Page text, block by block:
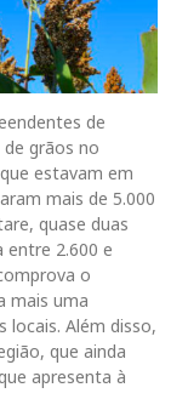
de
grãos no
estavam em
mais de 5.000
quase duas
entre 2.600 e
o
mais uma
locais. Além disso,
que ainda
apresenta à